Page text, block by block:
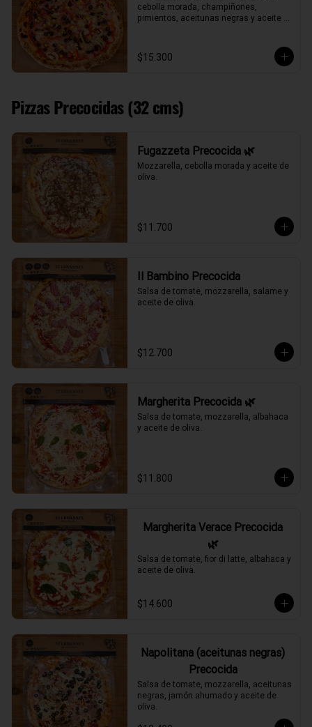
cebolla morada, champiñones,
pimientos, aceitunas negras y aceite
$15.300
Pizzas Precocidas (32 cms)
Fugazzeta Precocida 🌿
Mozzarella, cebolla morada y aceite de
oliva.
$11.700
Il Bambino Precocida
Salsa de tomate, mozzarella, salame y
aceite de oliva.
$12.700
Margherita Precocida 🌿
Salsa de tomate, mozzarella, albahaca
y aceite de oliva.
$11.800
Margherita Verace Precocida
🌿
Salsa de tomate, fior di latte, albahaca y
aceite de oliva.
$14.600
Napolitana (aceitunas negras)
Precocida
Salsa de tomate, mozzarella, aceitunas
negras, jamón ahumado y aceite de
oliva.